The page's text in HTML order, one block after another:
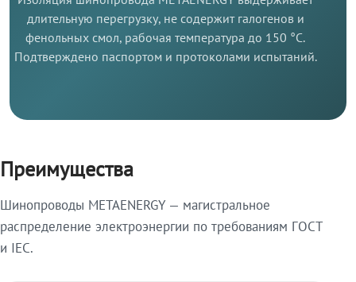
длительную перегрузку, не содержит галогенов и
фенольных смол, рабочая температура до 150 °C.
Подтверждено паспортом и протоколами испытаний.
Преимущества
Шинопроводы METAENERGY — магистральное
распределение электроэнергии по требованиям ГОСТ
и IEC.